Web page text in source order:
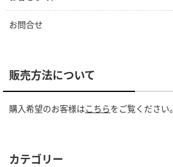
お問合せ
販売方法について
購入希望のお客様はこちらをご覧ください。
カテゴリー